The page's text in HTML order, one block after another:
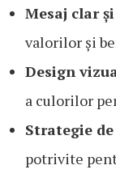
Mesaj clar
valorilor și
Design
a culorilor
Strategie
potrivite